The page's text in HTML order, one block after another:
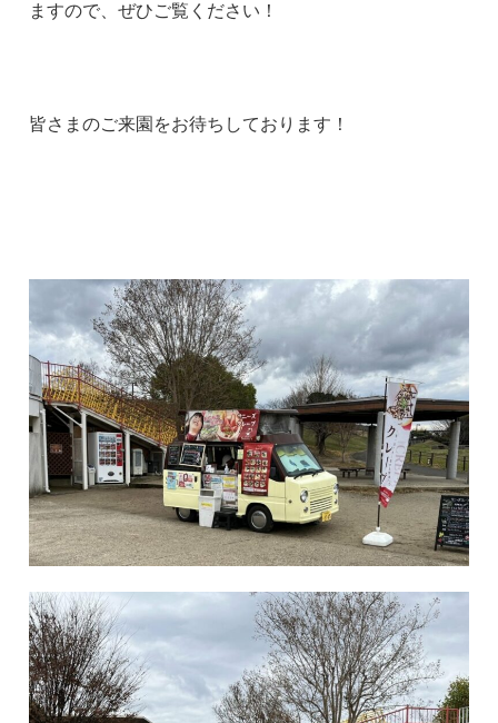
ますので、ぜひご覧ください！
皆さまのご来園をお待ちしております！